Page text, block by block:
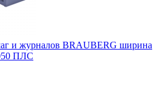
и журналов BRAUBERG ширина
ПЛС